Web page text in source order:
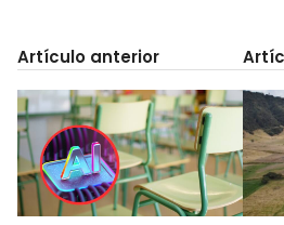
Artículo anterior